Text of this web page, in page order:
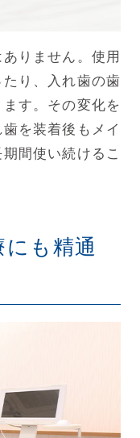
りません。使用
り、入れ歯の歯
す。その変化を
を装着後もメイ
間使い続けるこ
も精通